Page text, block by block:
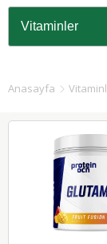
Anasayfa